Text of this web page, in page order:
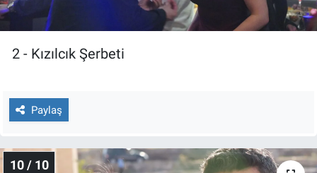
2 - Kızılcık Şerbeti
Paylaş
10 / 10